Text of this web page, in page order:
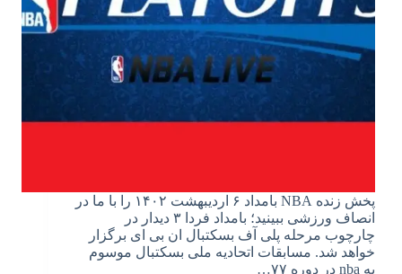
پخش زنده NBA بامداد ۶ اردیبهشت ۱۴۰۲ را با ما در
انصاف ورزشی ببینید؛ بامداد فردا ۳ دیدار در
چارچوب مرحله پلی آف بسکتبال ان بی ای برگزار
خواهد شد. مسابقات اتحادیه ملی بسکتبال موسوم
به nba در دوره ۷۷…